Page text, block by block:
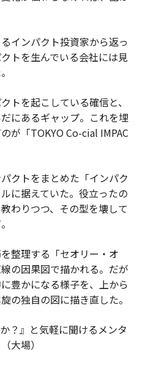
インパクト投資家から返っ
トを生んでいる会社には見
トを起こしている確信と、
にあるギャップ。これを埋
が「TOKYO Co-cial IMPAC
クトをまとめた「インパク
に据えていた。役立ったの
わりつつ、その型を壊して
整理する「セオリー・オ
の因果図で描かれる。だが
豊かになる様子を、上から
の独自の図に描き直した。
？』と気軽に聞けるメンタ
大場）